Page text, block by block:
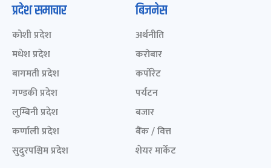
प्रदेश समाचार
कोशी प्रदेश
मधेश प्रदेश
बागमती प्रदेश
गण्डकी प्रदेश
लुम्बिनी प्रदेश
कर्णाली प्रदेश
सुदुरपश्चिम प्रदेश
बिजनेस
अर्थनीति
करोबार
कर्पोरेट
पर्यटन
बजार
बैंक / वित्त
शेयर मार्केट